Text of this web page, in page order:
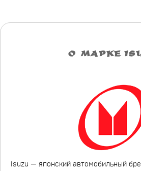
О МАРКЕ
Isuzu — японский автомобильный